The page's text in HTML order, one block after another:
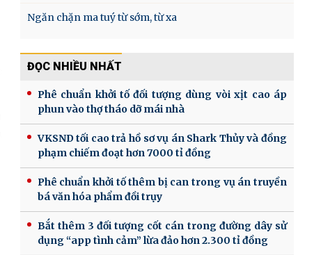
Ngăn chặn ma tuý từ sớm, từ xa
ĐỌC NHIỀU NHẤT
Phê chuẩn khởi tố đối tượng dùng vòi xịt cao áp
phun vào thợ tháo dỡ mái nhà
VKSND tối cao trả hồ sơ vụ án Shark Thủy và đồng
phạm chiếm đoạt hơn 7000 tỉ đồng
Phê chuẩn khởi tố thêm bị can trong vụ án truyền
bá văn hóa phẩm đồi trụy
Bắt thêm 3 đối tượng cốt cán trong đường dây sử
dụng “app tình cảm” lừa đảo hơn 2.300 tỉ đồng